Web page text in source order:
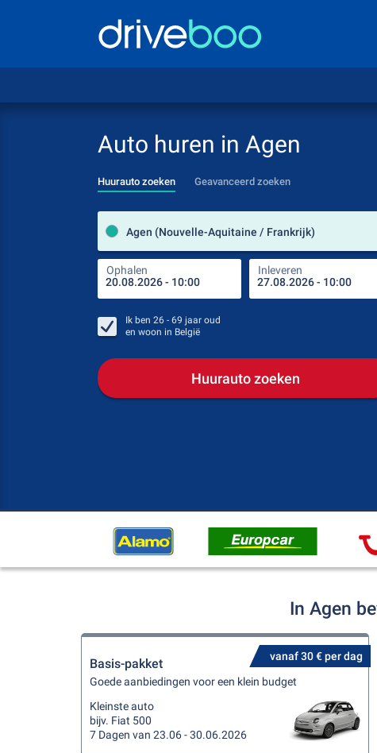
Auto huren in Agen
Huurauto zoeken Geavanceerd zoeken
Agen (Nouvelle-Aquitaine / Frankrijk)
Ophalen Inleveren
Ik ben 26 - 69 jaar oud
en woon in België
Huurauto zoeken
In Agen
vanaf 30 € per dag
Basis-pakket
Goede aanbiedingen voor een klein budget
Kleinste auto
bijv. Fiat 500
7 Dagen van 23.06 - 30.06.2026